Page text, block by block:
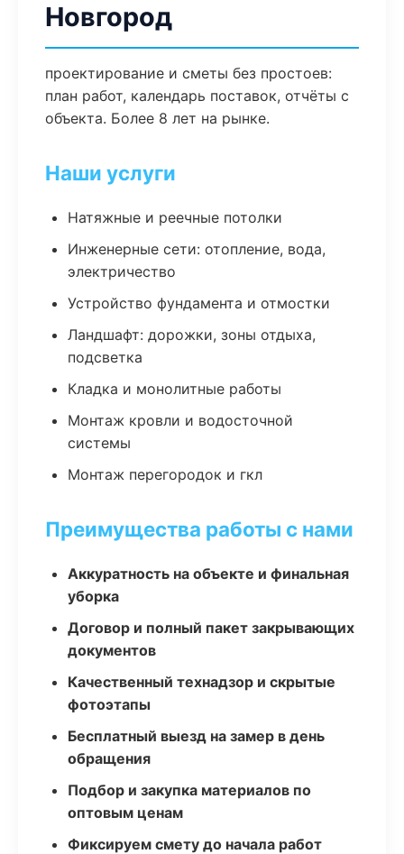
Новгород
проектирование и сметы без простоев:
план работ, календарь поставок, отчёты с
объекта. Более 8 лет на рынке.
Наши услуги
Натяжные и реечные потолки
Инженерные сети: отопление, вода,
электричество
Устройство фундамента и отмостки
Ландшафт: дорожки, зоны отдыха,
подсветка
Кладка и монолитные работы
Монтаж кровли и водосточной
системы
Монтаж перегородок и гкл
Преимущества работы с нами
Аккуратность на объекте и финальная
уборка
Договор и полный пакет закрывающих
документов
Качественный технадзор и скрытые
фотоэтапы
Бесплатный выезд на замер в день
обращения
Подбор и закупка материалов по
оптовым ценам
Фиксируем смету до начала работ